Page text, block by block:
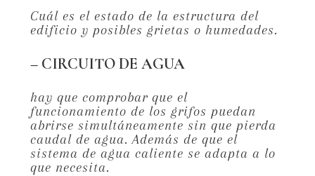
Cuál es el estado de la estructura del
edificio y posibles grietas o humedades.
– CIRCUITO DE AGUA
hay que comprobar que el
funcionamiento de los grifos puedan
abrirse simultáneamente sin que pierda
caudal de agua. Además de que el
sistema de agua caliente se adapta a lo
que necesita.